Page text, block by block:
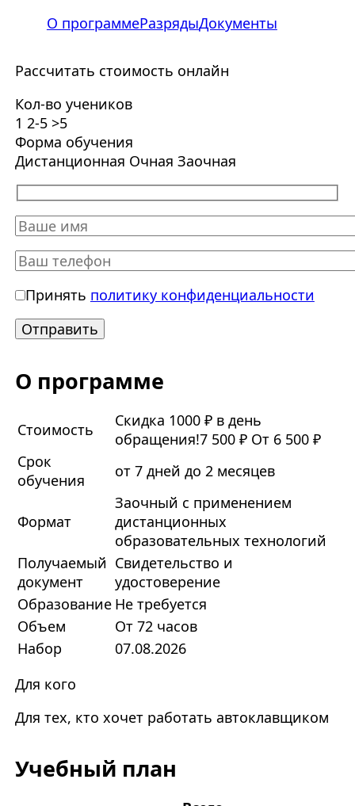
О программеРазрядыДокументы
Рассчитать стоимость онлайн
Кол-во учеников
1 2-5 >5
Форма обучения
Дистанционная Очная Заочная
Принять политику конфиденциальности
О программе
Стоимость
Скидка 1000 ₽ в день
обращения!7 500 ₽ От 6 500 ₽
Срок
обучения
от 7 дней до 2 месяцев
Формат
Заочный с применением
дистанционных
образовательных технологий
Получаемый
документ
Свидетельство и
удостоверение
Образование Не требуется
Объем
От 72 часов
Набор
07.08.2026
Для кого
Для тех, кто хочет работать автоклавщиком
Учебный план